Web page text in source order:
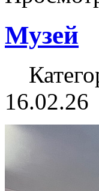
Музей
16.02.26